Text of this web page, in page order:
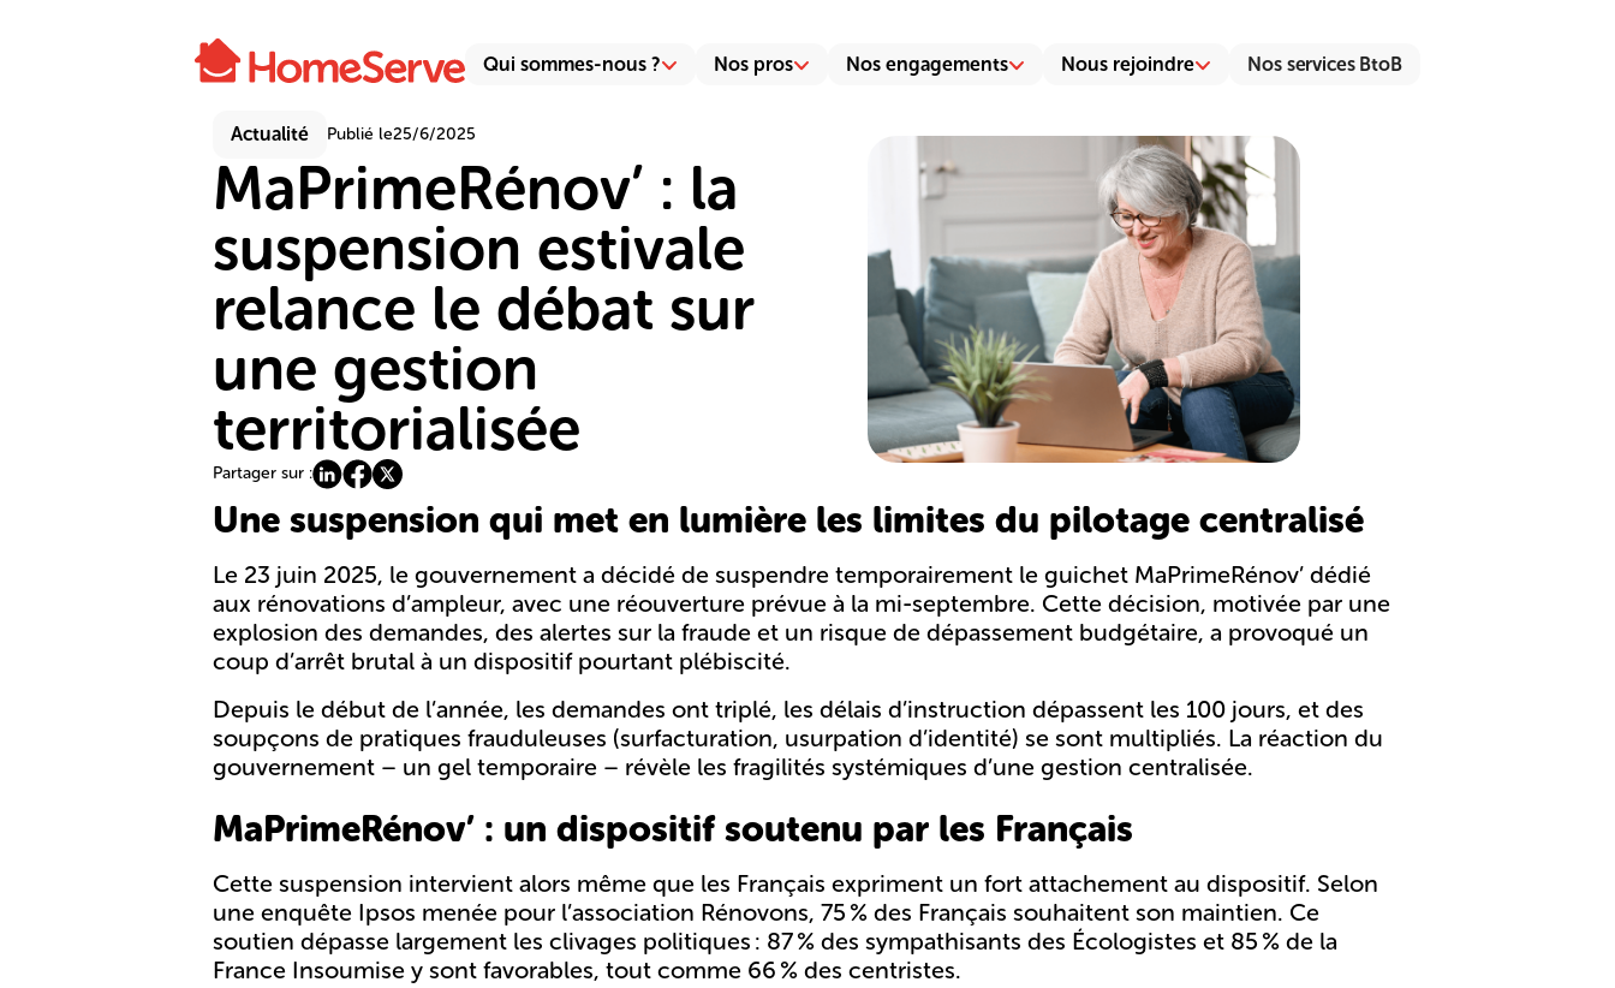
Qui sommes-nous ? Nos pros Nos engagements Nous rejoindre Nos services BtoB
Actualité Publié le25/6/2025
MaPrimeRénov’ : la
suspension estivale
relance le débat sur
une gestion
territorialisée
Partager sur :
Une suspension qui met en lumière les limites du pilotage centralisé
Le 23 juin 2025, le gouvernement a décidé de suspendre temporairement le guichet MaPrimeRénov’ dédié
aux rénovations d’ampleur, avec une réouverture prévue à la mi-septembre. Cette décision, motivée par une
explosion des demandes, des alertes sur la fraude et un risque de dépassement budgétaire, a provoqué un
coup d’arrêt brutal à un dispositif pourtant plébiscité.
Depuis le début de l’année, les demandes ont triplé, les délais d’instruction dépassent les 100 jours, et des
soupçons de pratiques frauduleuses (surfacturation, usurpation d’identité) se sont multipliés. La réaction du
gouvernement – un gel temporaire – révèle les fragilités systémiques d’une gestion centralisée.
MaPrimeRénov’ : un dispositif soutenu par les Français
Cette suspension intervient alors même que les Français expriment un fort attachement au dispositif. Selon
une enquête Ipsos menée pour l’association Rénovons, 75 % des Français souhaitent son maintien. Ce
soutien dépasse largement les clivages politiques : 87 % des sympathisants des Écologistes et 85 % de la
France Insoumise y sont favorables, tout comme 66 % des centristes.